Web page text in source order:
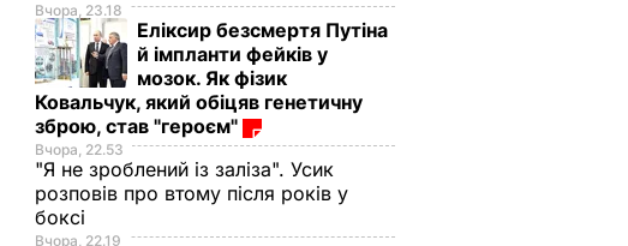
Вчора, 23.18
Еліксир безсмертя Путіна
й імпланти фейків у
мозок. Як фізик
Ковальчук, який обіцяв генетичну
зброю, став "героєм"
Вчора, 22.53
"Я не зроблений із заліза". Усик
розповів про втому після років у
боксі
Вчора, 22.19